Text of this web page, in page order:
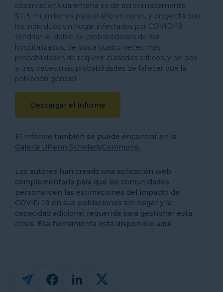
observación/cuarentena es de aproximadamente
$11.5 mil millones para el año en curso, y proyecta que
los individuos sin hogar infectados por COVID-19
tendrían el doble de probabilidades de ser
hospitalizados, de dos a cuatro veces más
probabilidades de requerir cuidados críticos, y de dos
a tres veces más probabilidades de fallecer que la
población general.
Descargar el informe
El informe también se puede encontrar en la
Galería UPenn ScholarlyCommons.
Los autores han creado una aplicación web
complementaria para que las comunidades
personalicen las estimaciones del impacto de
COVID-19 en sus poblaciones sin hogar y la
capacidad adicional requerida para gestionar esta
crisis. Esa herramienta está disponible aquí.